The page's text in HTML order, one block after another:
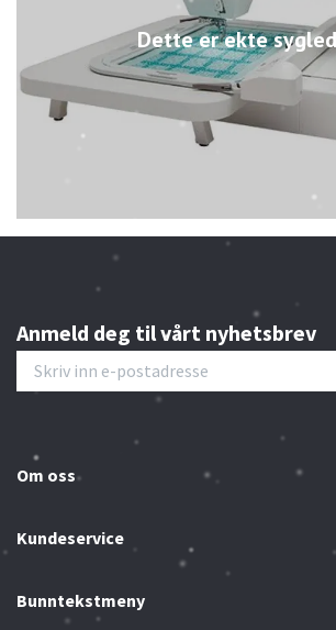
Dette er ekte
Anmeld deg til vårt nyhetsbrev
Om oss
Kundeservice
Bunntekstmeny